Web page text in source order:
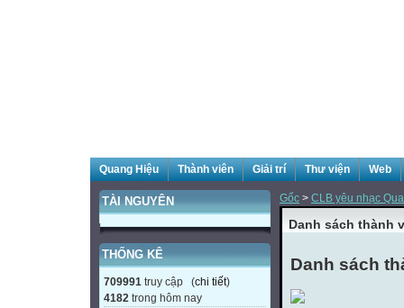
Quang Hiệu Thành viên Giải trí Thư viện Web
TÀI NGUYÊN
THỐNG KÊ
709991 truy cập (chi tiết)
4182 trong hôm nay
Gốc > CLB yêu nhạc
Danh sách thành
Danh sách